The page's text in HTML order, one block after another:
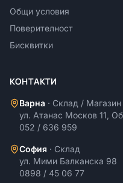
Общи условия
Поверителност
Бисквитки
КОНТАКТИ
Варна · Склад / Магазин
ул. Атанас Москов 11,
052 / 636 959
София · Склад
ул. Мими Балканска 98
0898 / 45 06 77